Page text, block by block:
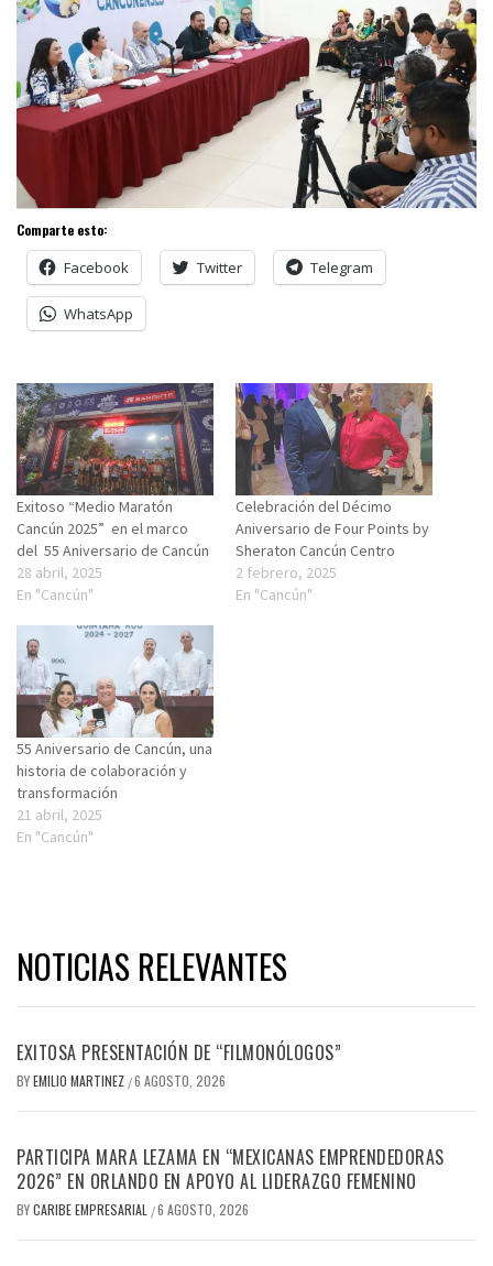
Comparte esto:
Facebook Twitter Telegram
WhatsApp
Exitoso “Medio Maratón
Cancún 2025” en el marco
del 55 Aniversario de Cancún
28 abril, 2025
En "Cancún"
Celebración del Décimo
Aniversario de Four Points by
Sheraton Cancún Centro
2 febrero, 2025
En "Cancún"
55 Aniversario de Cancún, una
historia de colaboración y
transformación
21 abril, 2025
En "Cancún"
NOTICIAS RELEVANTES
EXITOSA PRESENTACIÓN DE “FILMONÓLOGOS”
BYEMILIO MARTINEZ /6 AGOSTO, 2026
PARTICIPA MARA LEZAMA EN “MEXICANAS EMPRENDEDORAS
2026” EN ORLANDO EN APOYO AL LIDERAZGO FEMENINO
BYCARIBE EMPRESARIAL /6 AGOSTO, 2026